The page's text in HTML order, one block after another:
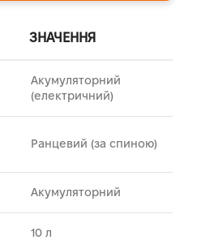
ЗНАЧЕННЯ
Акумуляторний
(електричний)
Ранцевий (за спиною)
Акумуляторний
10 л